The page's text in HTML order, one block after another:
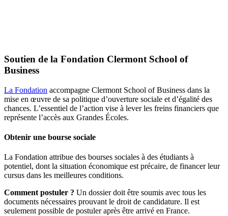
Soutien de la Fondation Clermont School of
Business
La Fondation accompagne Clermont School of Business dans la
mise en œuvre de sa politique d’ouverture sociale et d’égalité des
chances. L’essentiel de l’action vise à lever les freins financiers que
représente l’accès aux Grandes Écoles.
Obtenir une bourse sociale
La Fondation attribue des bourses sociales à des étudiants à
potentiel, dont la situation économique est précaire, de financer leur
cursus dans les meilleures conditions.
Comment postuler ? Un dossier doit être soumis avec tous les
documents nécessaires prouvant le droit de candidature. Il est
seulement possible de postuler après être arrivé en France.